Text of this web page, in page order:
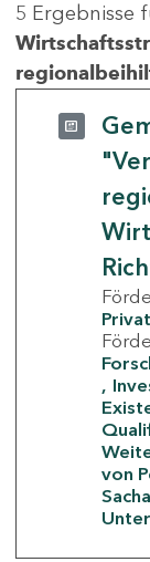
5 Ergebnisse
von